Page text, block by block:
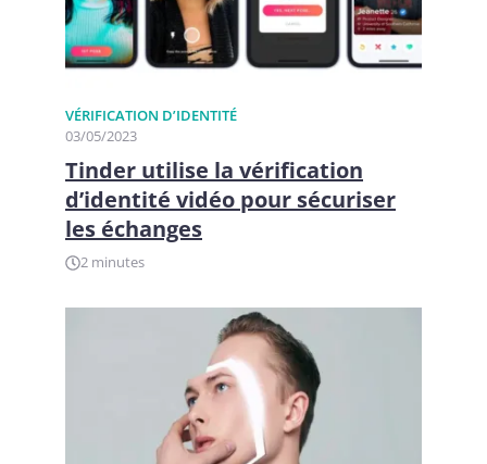
VÉRIFICATION D’IDENTITÉ
03/05/2023
Tinder utilise la vérification
d’identité vidéo pour sécuriser
les échanges
2 minutes